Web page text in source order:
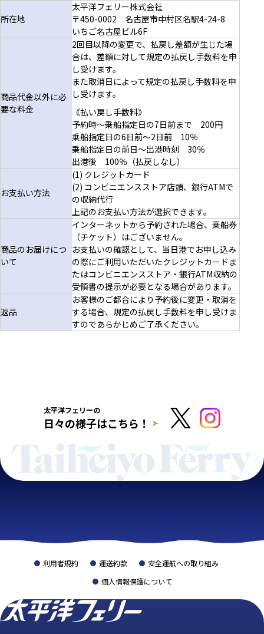
所在地
太平洋フェリー株式会社
〒450-0002 名古屋市中村区名駅4-24-8
いちご名古屋ビル6F
商品代金以外に必
要な料金
2回目以降の変更で、払戻し差額が生じた場
合は、差額に対して規定の払戻し手数料を申
し受けます。
また取消日によって規定の払戻し手数料を申
し受けます。
《払い戻し手数料》
予約時～乗船指定日の7日前まで 200円
乗船指定日の6日前～2日前 10％
乗船指定日の前日～出港時刻 30％
出港後 100％（払戻しなし）
お支払い方法
(1) クレジットカード
(2) コンビニエンスストア店頭、銀行ATMで
の収納代行
上記のお支払い方法が選択できます。
商品のお届けにつ
いて
インターネットから予約された場合、乗船券
（チケット）はございません。
お支払いの確認として、当日港でお申し込み
の際にご利用いただいたクレジットカードま
たはコンビニエンスストア・銀行ATM収納の
受領書の提示が必要となる場合があります。
返品
お客様のご都合により予約後に変更・取消を
する場合、規定の払戻し手数料を申し受けま
すのであらかじめご了承ください。
太平洋フェリーの
日々の様子はこちら！
利用者規約 運送約款
安全運航への取り組み
個人情報保護について